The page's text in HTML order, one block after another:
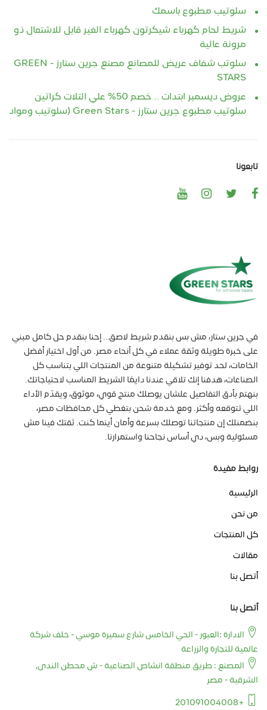
سلوتيب مطبوع باسمك
شريط لحام كهرباء شيكرتون كهرباء الغير قابل للاشتعال ذو
مرونة عالية
سلوتب شفاف عريض للمصانع مصنع جرين ستارز - GREEN
STARS
عروض ديسمبر ابتدات .. خصم 50% علي التلات كراتين
سلوتيب مطبوع جرين ستارز - Green Stars (سلوتيب ومواد
تابعونا
في جرين ستار، مش بس بنقدم شريط لاصق… إحنا بنقدم حل كامل مبني
على خبرة طويلة وثقة عملاء في كل أنحاء مصر. من أول اختيار أفضل
الخامات، لحد توفير تشكيلة متنوعة من المنتجات اللي بتناسب كل
الصناعات، هدفنا إنك تلاقي عندنا دايمًا الشريط المناسب لاحتياجاتك.
بنهتم بأدق التفاصيل علشان يوصلك منتج قوي، موثوق، ويقدّم الأداء
اللي تتوقعه وأكثر. ومع خدمة شحن بتغطي كل محافظات مصر،
بنضمنلك إن منتجاتنا توصلك بسرعة وأمان أينما كنت. ثقتك فينا مش
مسئولية وبس، دي أساس نجاحنا واستمرارنا.
روابط مفيدة
الرئيسية
من نحن
كل المنتجات
مقالات
أتصل بنا
أتصل بنا
الادارة :العبور - الحي الخامس شارع سميرة موسي - خلف شركة
عالمية للتجارة والزراعة
المصنع : طريق منطقة انشاص الصناعية - ش محطن الندى,
الشرقية - مصر
+201091004008